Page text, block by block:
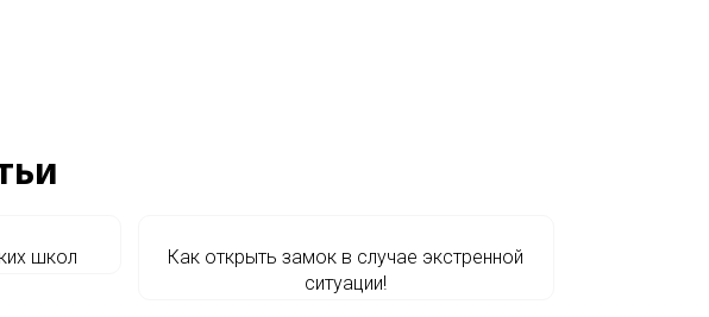
школ
Как открыть замок в случае экстренной
ситуации!